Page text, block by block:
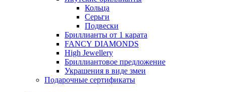
Кольца
Серьги
Подвески
Бриллианты от 1 карата
FANCY DIAMONDS
High Jewellery
Бриллиантовое предложение
Украшения в виде змеи
Подарочные сертификаты